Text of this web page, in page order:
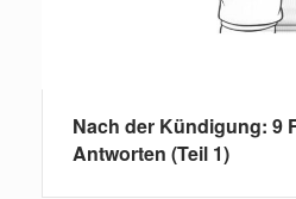
Nach der Kündigung: 9
Antworten (Teil 1)